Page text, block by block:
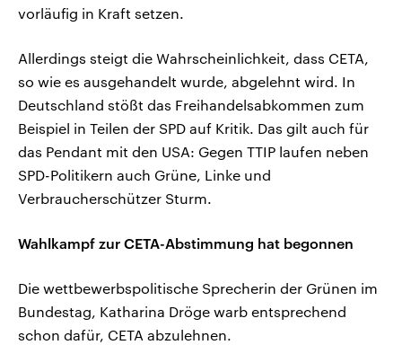
vorläufig in Kraft setzen.
Allerdings steigt die Wahrscheinlichkeit, dass CETA,
so wie es ausgehandelt wurde, abgelehnt wird. In
Deutschland stößt das Freihandelsabkommen zum
Beispiel in Teilen der SPD auf Kritik. Das gilt auch für
das Pendant mit den USA: Gegen TTIP laufen neben
SPD-Politikern auch Grüne, Linke und
Verbraucherschützer Sturm.
Wahlkampf zur CETA-Abstimmung hat begonnen
Die wettbewerbspolitische Sprecherin der Grünen im
Bundestag, Katharina Dröge warb entsprechend
schon dafür, CETA abzulehnen.